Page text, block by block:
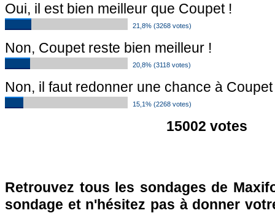
Oui, il est bien meilleur que Coupet !
21,8% (3268 votes)
Non, Coupet reste bien meilleur !
20,8% (3118 votes)
Non, il faut redonner une chance à Coupet
15,1% (2268 votes)
15002 votes
Retrouvez tous les sondages de
sondage et n'hésitez pas à donner